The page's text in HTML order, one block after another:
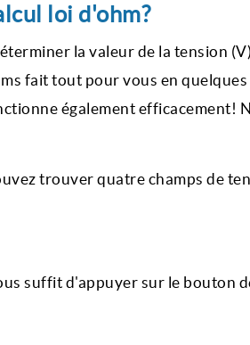
loi d'ohm?
la valeur de la tension
fait tout pour vous en quelques
également efficacement!
trouver quatre champs de
suffit d'appuyer sur le bouton